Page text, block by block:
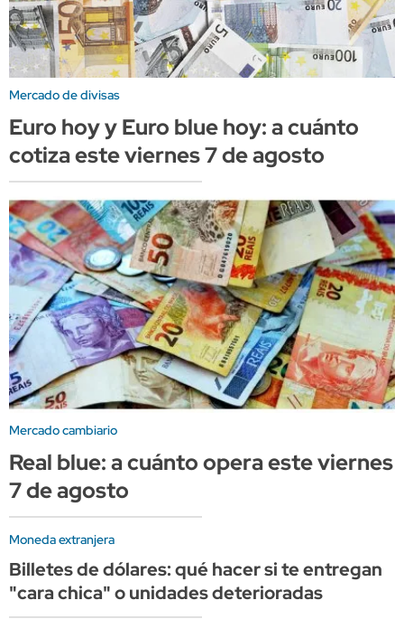
Mercado de divisas
Euro hoy y Euro blue hoy: a cuánto
cotiza este viernes 7 de agosto
Mercado cambiario
Real blue: a cuánto opera este viernes
7 de agosto
Moneda extranjera
Billetes de dólares: qué hacer si te entregan
"cara chica" o unidades deterioradas